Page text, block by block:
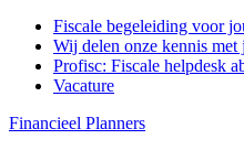
Fiscale begeleiding voor
Wij delen onze kennis met
Profisc: Fiscale helpdesk
Vacature
Financieel Planners